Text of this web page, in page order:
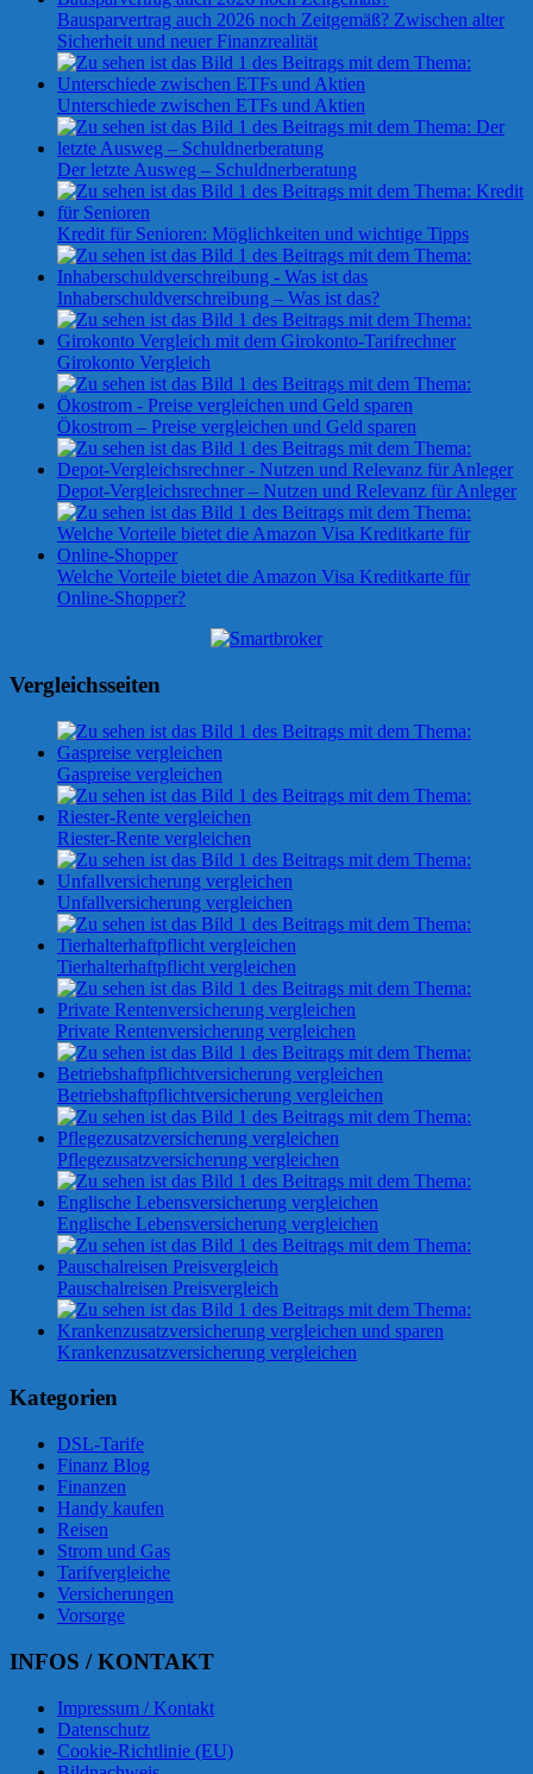
Bausparvertrag auch 2026 noch Zeitgemäß? Zwischen alter
Sicherheit und neuer Finanzrealität
Unterschiede zwischen ETFs und Aktien
Der letzte Ausweg – Schuldnerberatung
Kredit für Senioren: Möglichkeiten und wichtige Tipps
Inhaberschuldverschreibung – Was ist das?
Girokonto Vergleich
Ökostrom – Preise vergleichen und Geld sparen
Depot-Vergleichsrechner – Nutzen und Relevanz für Anleger
Welche Vorteile bietet die Amazon Visa Kreditkarte für
Online-Shopper?
Vergleichsseiten
Gaspreise vergleichen
Riester-Rente vergleichen
Unfallversicherung vergleichen
Tierhalterhaftpflicht vergleichen
Private Rentenversicherung vergleichen
Betriebshaftpflichtversicherung vergleichen
Pflegezusatzversicherung vergleichen
Englische Lebensversicherung vergleichen
Pauschalreisen Preisvergleich
Krankenzusatzversicherung vergleichen
Kategorien
DSL-Tarife
Finanz Blog
Finanzen
Handy kaufen
Reisen
Strom und Gas
Tarifvergleiche
Versicherungen
Vorsorge
INFOS / KONTAKT
Impressum / Kontakt
Datenschutz
Cookie-Richtlinie (EU)